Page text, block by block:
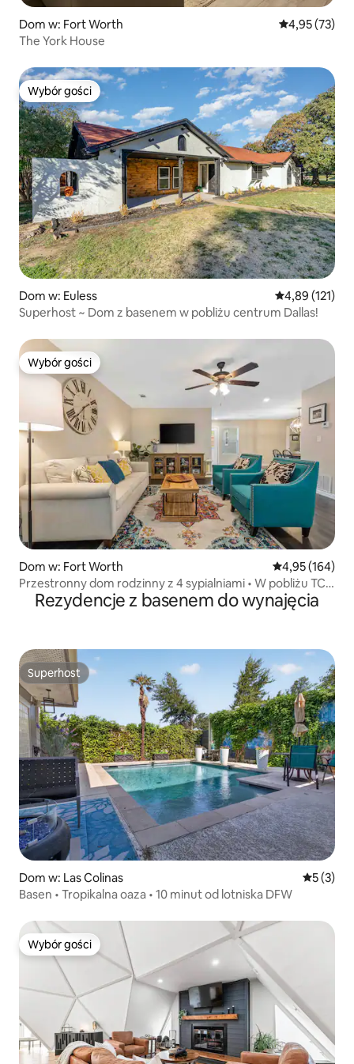
Dom w: Fort Worth Średnia
4,95 (73)
The York House
Wybór gości
Wybór gości
Dom w: Euless Średnia
4,89 (121)
Superhost ~ Dom z basenem w pobliżu centrum Dallas!
Wybór gości
Wybór gości
Dom w: Fort Worth Średnia
4,95 (164)
Przestronny dom rodzinny z 4 sypialniami • W pobliżu TCU
i Southside
Rezydencje z basenem do wynajęcia
Superhost
Superhost
Dom w: Las Colinas Średnia
5 (3)
Basen • Tropikalna oaza • 10 minut od lotniska DFW
Wybór gości
Wybór gości